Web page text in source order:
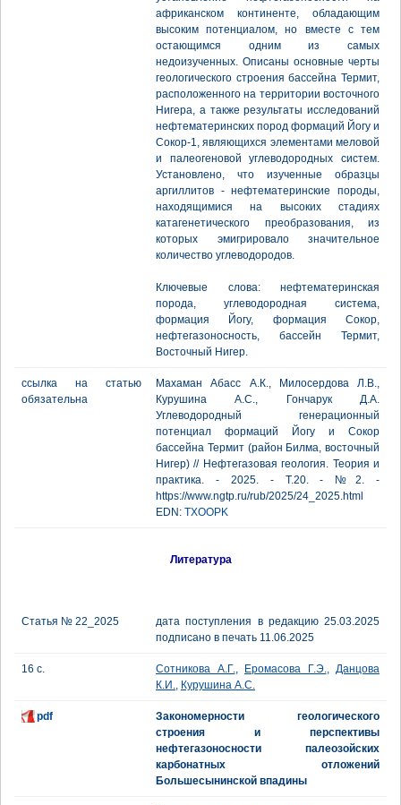
африканском континенте, обладающим
высоким потенциалом, но вместе с тем
остающимся одним из самых
недоизученных. Описаны основные черты
геологического строения бассейна Термит,
расположенного на территории восточного
Нигера, а также результаты исследований
нефтематеринских пород формаций Йогу и
Сокор-1, являющихся элементами меловой
и палеогеновой углеводородных систем.
Установлено, что изученные образцы
аргиллитов - нефтематеринские породы,
находящимися на высоких стадиях
катагенетического преобразования, из
которых эмигрировало значительное
количество углеводородов.
Ключевые слова: нефтематеринская
порода, углеводородная система,
формация Йогу, формация Сокор,
нефтегазоносность, бассейн Термит,
Восточный Нигер.
ссылка на статью
обязательна
Махаман Абасс А.К., Милосердова Л.В.,
Курушина А.С., Гончарук Д.А.
Углеводородный генерационный
потенциал формаций Йогу и Сокор
бассейна Термит (район Билма, восточный
Нигер) // Нефтегазовая геология. Теория и
практика. - 2025. - Т.20. - №2. -
https://www.ngtp.ru/rub/2025/24_2025.html
EDN: TXOOPK
Литература
Статья № 22_2025
дата поступления в редакцию 25.03.2025
подписано в печать 11.06.2025
16 с. Сотникова А.Г., Еромасова Г.Э., Данцова
К.И., Курушина А.С.
pdf
Закономерности геологического
строения и перспективы
нефтегазоносности палеозойских
карбонатных отложений
Большесынинской впадины